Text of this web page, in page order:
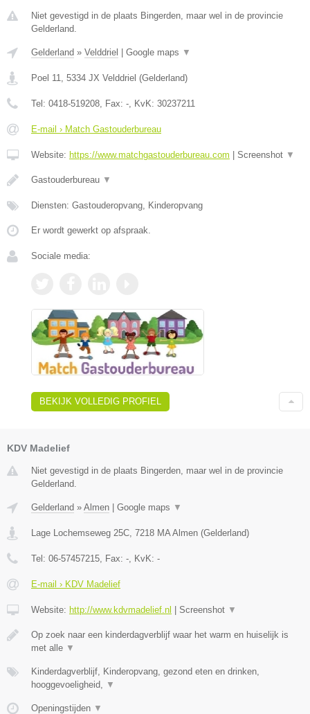
Niet gevestigd in de plaats Bingerden, maar wel in de provincie
Gelderland.
Gelderland » Velddriel Google maps ▼
Poel 11, 5334 JX Velddriel (Gelderland)
Tel: 0418-519208, Fax: -, KvK: 30237211
E-mail › Match Gastouderbureau
Website: https://www.matchgastouderbureau.com Screenshot ▼
Gastouderbureau ▼
Diensten: Gastouderopvang, Kinderopvang
Er wordt gewerkt op afspraak.
Sociale media:
BEKIJK VOLLEDIG PROFIEL
KDV Madelief
Niet gevestigd in de plaats Bingerden, maar wel in de provincie
Gelderland.
Gelderland » Almen | Google maps ▼
Lage Lochemseweg 25C 7218 MA Almen (Gelderland)
Tel: 06-57457215 , Fax: - , KvK: -
E-mail › KDV Madelief
Website: http://www.kdvmadelief.nl | Screenshot ▼
Op zoek naar een kinderdagverblijf waar het warm en huiselijk is
met alle ▼
Kinderdagverblijf, Kinderopvang, gezond eten en drinken,
hooggevoeligheid,
▼
Openingstijden ▼